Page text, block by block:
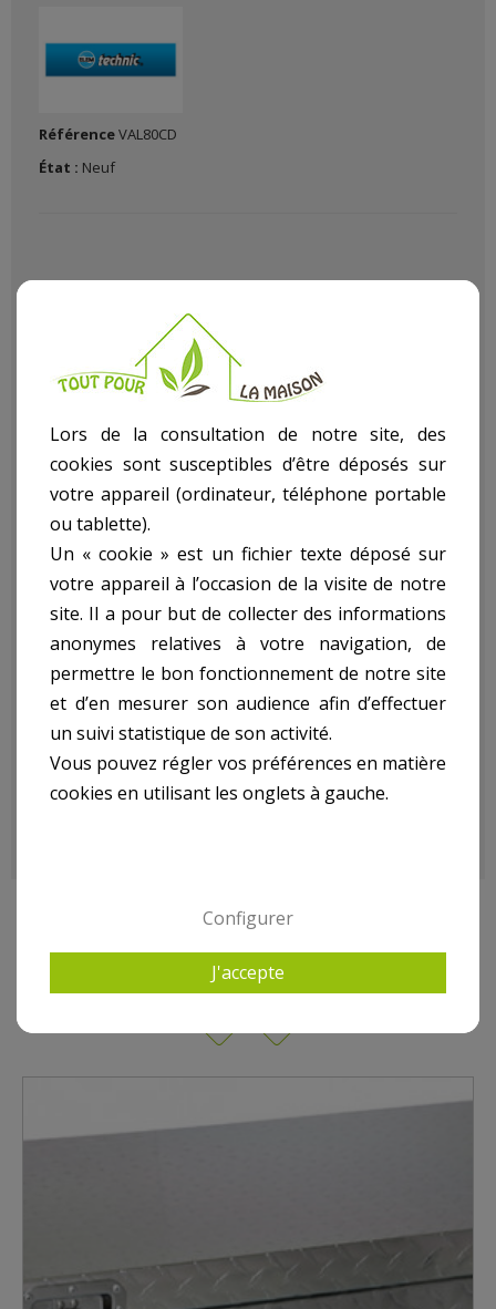
RéférenceVAL80CD
État : Neuf
Pour vous faire plaisir et s'amuser en bricolant il vaut mieux
Aluminiumdans notre rayon bricolage articleAccessoires.
Descriptif technique
Valise Aluminium ref.
VAL80CD:
- 56 X 26,5 X 17 Cm
- Possibilité De Ranger 80 Cd
- Couvercle Détachable
- Poids kg(environ) : 2.3
- Garantie : 2 an(s)
9 AUTRES PRODUITS DANS CAISSE À OUTIL /
RANGEMENT
Lors de la consultation de notre site, des
cookies sont susceptibles d’être déposés sur
votre appareil (ordinateur, téléphone portable
ou tablette).
Un « cookie » est un fichier texte déposé sur
votre appareil à l’occasion de la visite de notre
site. Il a pour but de collecter des informations
anonymes relatives à votre navigation, de
permettre le bon fonctionnement de notre site
et d’en mesurer son audience afin d’effectuer
un suivi statistique de son activité.
Vous pouvez régler vos préférences en matière
cookies en utilisant les onglets à gauche.
Configurer
J'accepte